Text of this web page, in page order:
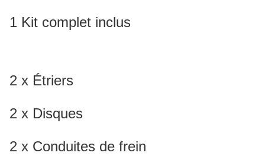
1 Kit complet inclus
2 x Étriers
2 x Disques
2 x Conduites de frein